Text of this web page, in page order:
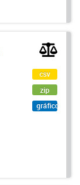
csv
zip
gráfico